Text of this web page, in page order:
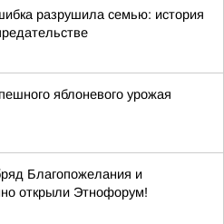
разрушила семью: история
яблоневого урожая
Благопожелания и
открыли Этнофорум!